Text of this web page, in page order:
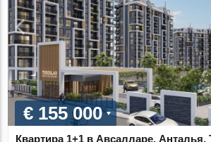
€ 155 000
Квартира 1+1 в Авсалларе,